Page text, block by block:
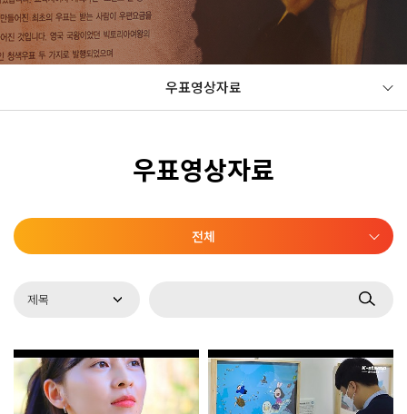
우표영상자료
우표영상자료
전체